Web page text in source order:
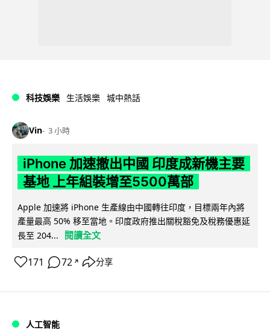
科技娛樂 生活娛樂 城中熱話
Vin 3 小時
iPhone 加速撤出中國 印度成新機主要
基地 上年組裝增至5500萬部
Apple 加速將 iPhone 生產線由中國轉往印度，目標兩年內將
產量最高 50% 移至當地。印度政府推出關稅豁免及稅務優惠延
長至 204...
閱讀全文
171 72 ↗ 分享
人工智能